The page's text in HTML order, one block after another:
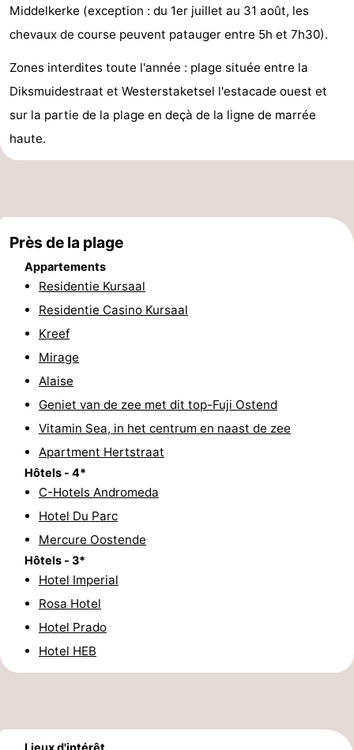
jeux
Parcours
mini-
golf
Centres
bien-
être
&
villes
Nature
Sports
-
Randonnée
Équitation
Terrains
golf
Surfen
Equitation
Boire
manger
Événements
Pratiques
Forum
Route
Tram
Adresses
Middelkerke (exception : du 1er juillet au 31 août, les
chevaux de course peuvent patauger entre 5h et 7h30).
Zones interdites toute l'année : plage située entre la
Diksmuidestraat et Westerstaketsel l'estacade ouest et
sur la partie de la plage en deçà de la ligne de marrée
haute.
Près de la plage
Appartements
Residentie Kursaal
Residentie Casino Kursaal
Kreef
Mirage
Alaise
Geniet van de zee met dit top-Fuji Ostend
Vitamin Sea, in het centrum en naast de zee
Apartment Hertstraat
Hôtels - 4*
C-Hotels Andromeda
Hotel Du Parc
Mercure Oostende
Hôtels - 3*
Hotel Imperial
Rosa Hotel
Hotel Prado
Hotel HEB
Lieux d'intérêt